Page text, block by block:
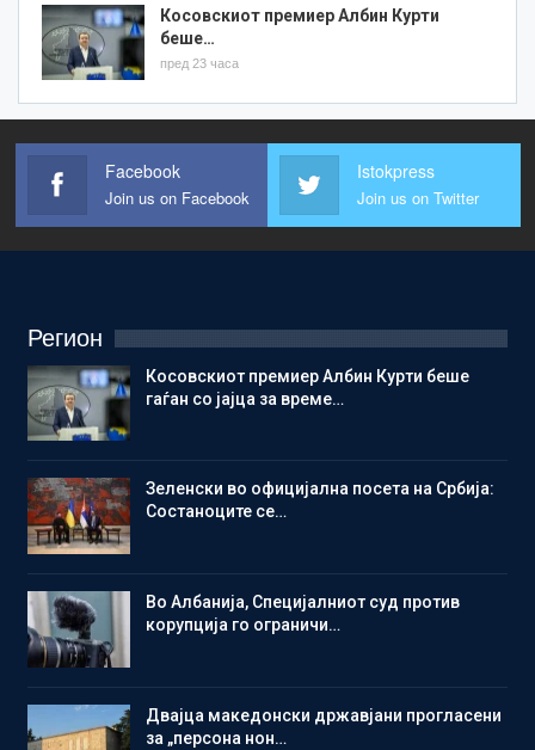
Косовскиот премиер Албин Курти
беше…
пред 23 часа
Facebook
Join us on Facebook
Istokpress
Join us on Twitter
Регион
Косовскиот премиер Албин Курти беше
гаѓан со јајца за време…
Зеленски во официјална посета на Србија:
Состаноците се…
Во Албанија, Специјалниот суд против
корупција го ограничи…
Двајца македонски државјани прогласени
за „персона нон…